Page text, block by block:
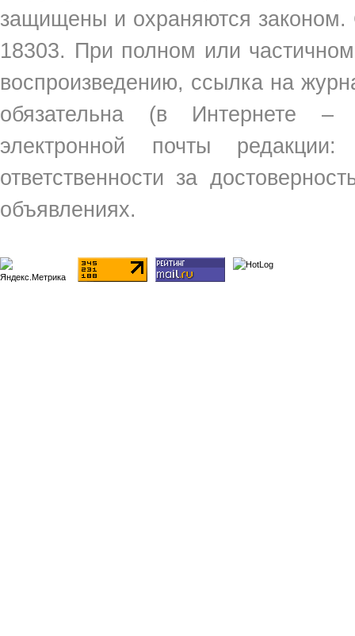
защищены и охраняются
18303. При полном или
воспроизведению, ссылка на
обязательна (в Интернете
электронной почты
ответственности за
объявлениях.